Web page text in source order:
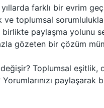
farklı bir evrim
toplumsal
paylaşma yolunu
gözeten bir çözüm
Toplumsal eşitlik,
paylaşarak